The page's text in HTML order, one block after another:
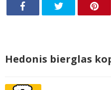
Hedonis bierglas